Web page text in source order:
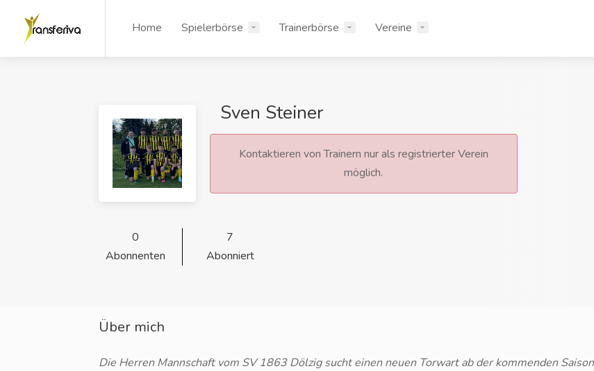
Home Spielerbörse Trainerbörse Vereine
Sven Steiner
Kontaktieren von Trainern nur als registrierter Verein
möglich.
0
Abonnenten
7
Abonniert
Über mich
Die Herren Mannschaft vom SV 1863 Dölzig sucht einen neuen Torwart ab der kommenden